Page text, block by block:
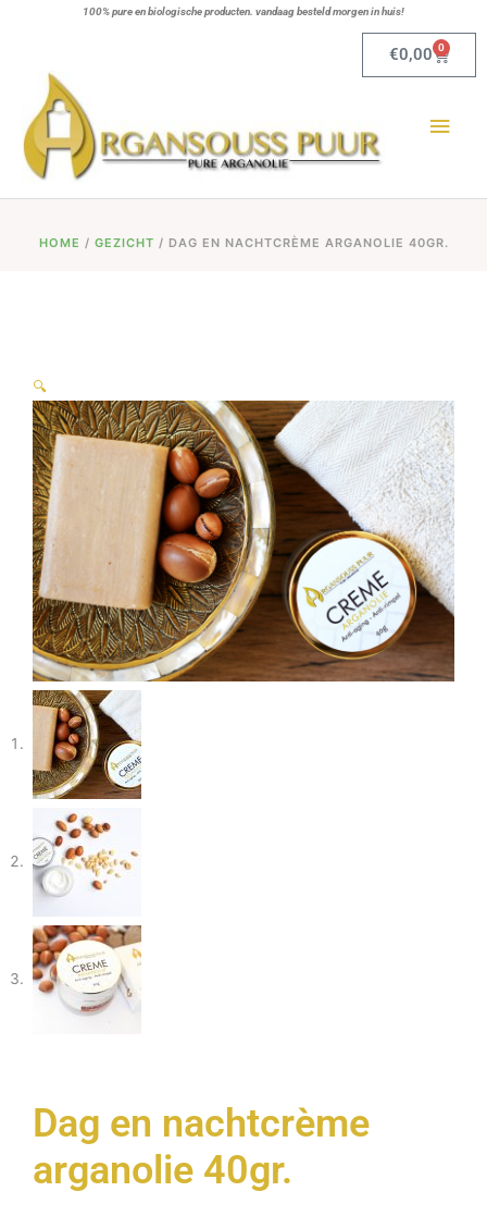
100% pure en biologische producten. vandaag besteld morgen in huis!
€0,00 0
HOME / GEZICHT / DAG EN NACHTCRÈME ARGANOLIE 40GR.
🔍
Dag en nachtcrème
arganolie 40gr.